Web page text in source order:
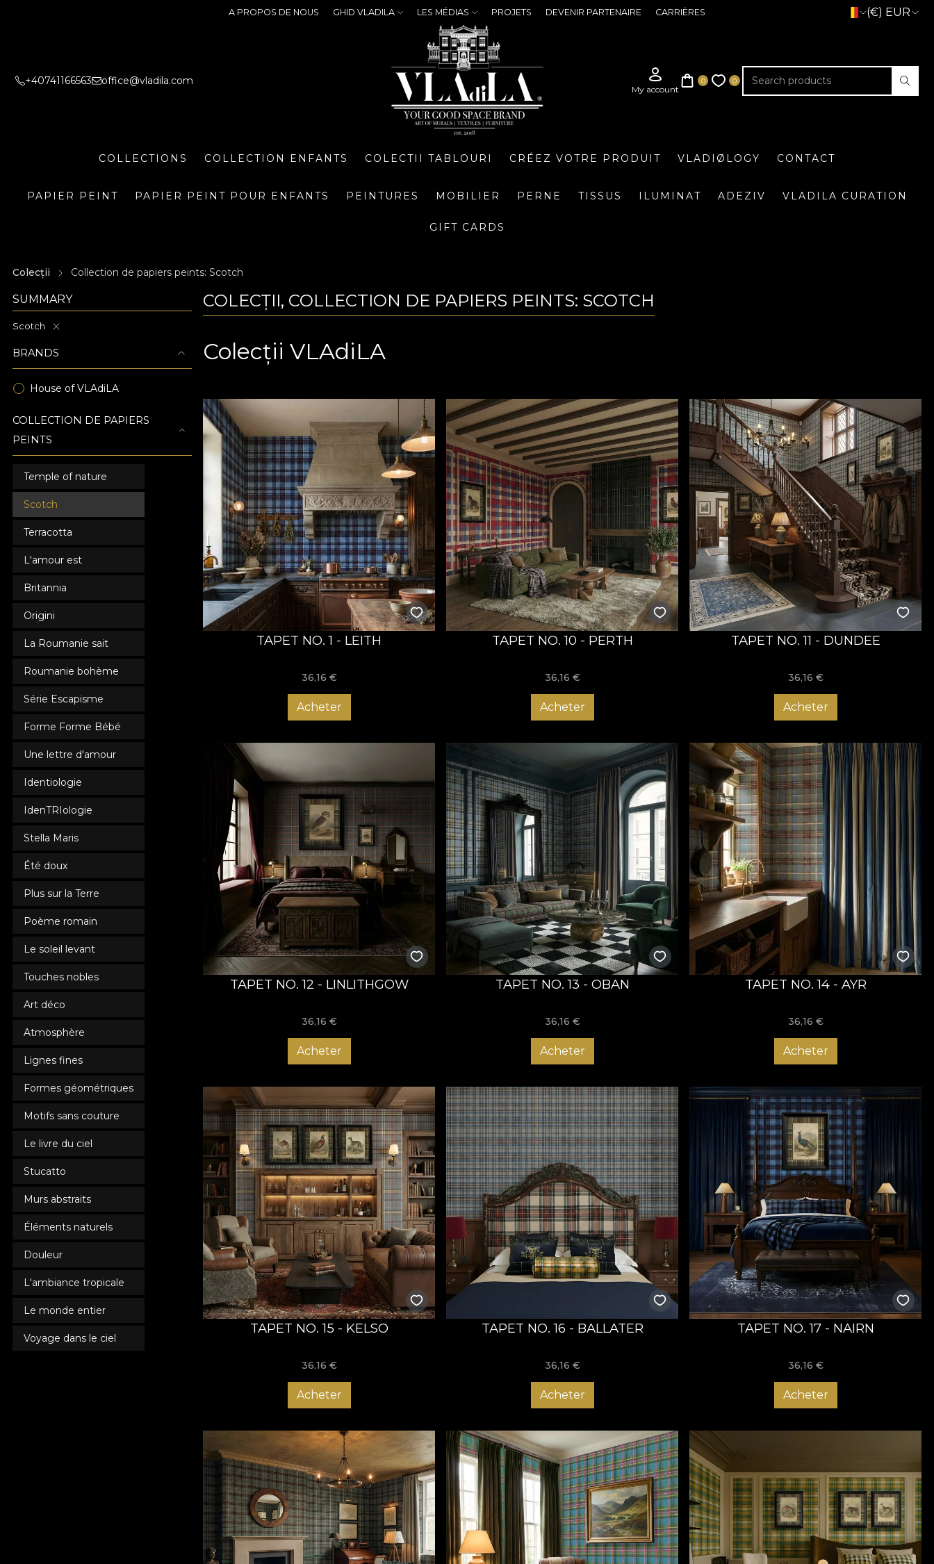
A PROPOS DE NOUS GHID VLADILA LES MÉDIAS PROJETS DEVENIR PARTENAIRE CARRIÈRES (€) EUR
+40741166563 office@vladila.com
COLLECTIONS COLLECTION ENFANTS COLECTII TABLOURI CRÉEZ VOTRE PRODUIT VLADIØLOGY CONTACT
PAPIER PEINT PAPIER PEINT POUR ENFANTS PEINTURES MOBILIER PERNE TISSUS ILUMINAT ADEZIV VLADILA CURATION
GIFT CARDS
Colecții Collection de papiers peints: Scotch
SUMMARY
Scotch
BRANDS
House of VLAdiLA
COLLECTION DE PAPIERS
PEINTS
Temple of nature
Scotch
Terracotta
L'amour est
Britannia
Origini
La Roumanie sait
Roumanie bohème
Série Escapisme
Forme Forme Bébé
Une lettre d'amour
Identiologie
IdenTRIologie
Stella Maris
Été doux
Plus sur la Terre
Poème romain
Le soleil levant
Touches nobles
Art déco
Atmosphère
Lignes fines
Formes géométriques
Motifs sans couture
Le livre du ciel
Stucatto
Murs abstraits
Éléments naturels
Douleur
L'ambiance tropicale
Le monde entier
Voyage dans le ciel
COLECȚII, COLLECTION DE PAPIERS PEINTS: SCOTCH
Colecții VLAdiLA
TAPET NO. 1 - LEITH
36,16 €
Acheter
TAPET NO. 10 - PERTH
36,16 €
Acheter
TAPET NO. 11 - DUNDEE
36,16 €
Acheter
TAPET NO. 12 - LINLITHGOW
36,16 €
Acheter
TAPET NO. 13 - OBAN
36,16 €
Acheter
TAPET NO. 14 - AYR
36,16 €
Acheter
TAPET NO. 15 - KELSO
36,16 €
Acheter
TAPET NO. 16 - BALLATER
36,16 €
Acheter
TAPET NO. 17 - NAIRN
36,16 €
Acheter